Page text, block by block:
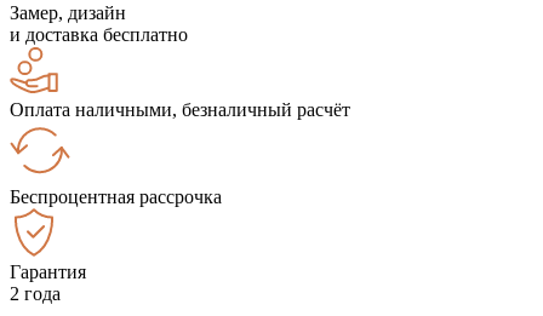
Замер, дизайн
и доставка бесплатно
Оплата наличными, безналичный расчёт
Беспроцентная рассрочка
Гарантия
2 года